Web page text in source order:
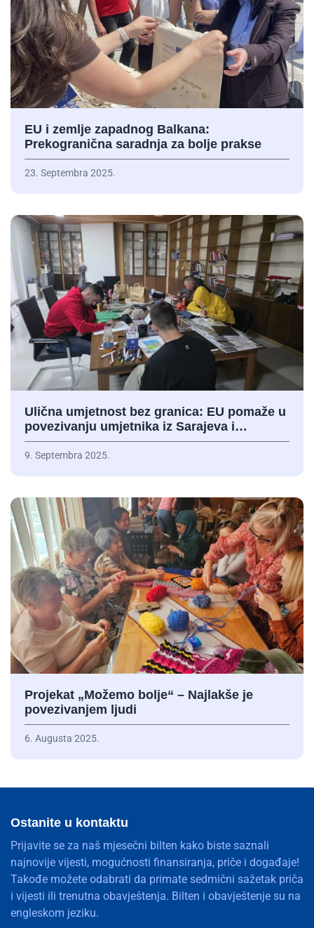
EU i zemlje zapadnog Balkana:
Prekogranična saradnja za bolje prakse
23. Septembra 2025.
Ulična umjetnost bez granica: EU pomaže u
povezivanju umjetnika iz Sarajeva i…
9. Septembra 2025.
Projekat „Možemo bolje“ – Najlakše je
povezivanjem ljudi
6. Augusta 2025.
Ostanite u kontaktu
Prijavite se za naš mjesečni bilten kako biste saznali
najnovije vijesti, mogućnosti finansiranja, priče i događaje!
Takođe možete odabrati da primate sedmični sažetak priča
i vijesti ili trenutna obavještenja. Bilten i obavještenje su na
engleskom jeziku.